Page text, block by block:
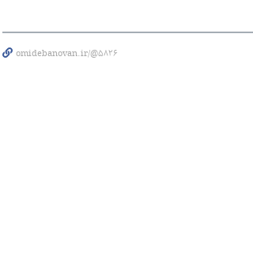
omidebanovan.ir/@5826